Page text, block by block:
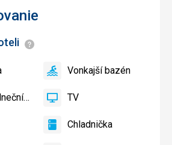
Informácie
VonkajšíVonkajší bazén
áno
Lehátka a slnečníky pri bazéne zadarmo TV TV
áno
Chladnička
Chladnička
áno